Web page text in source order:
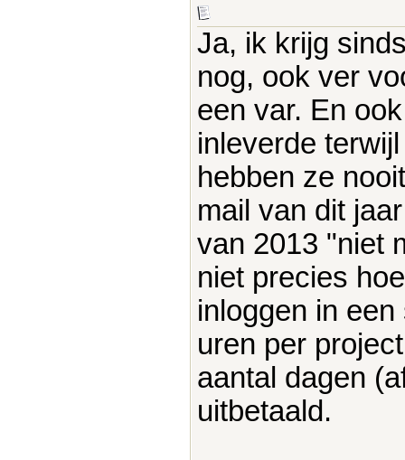
Ja, ik krijg
nog, ook ver
een var. En
inleverde
hebben ze
mail van dit
van 2013 "niet
niet precies
inloggen in
uren per
aantal dagen
uitbetaald.